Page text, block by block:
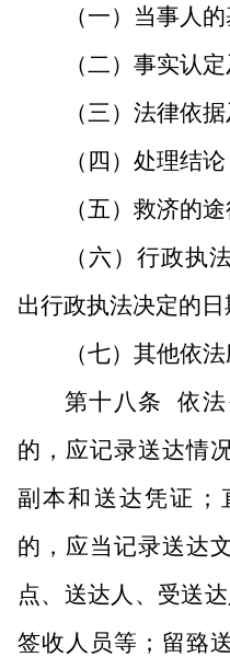
（一）当事人
（二）事实认
（三）法律依
（四）处理结论
（五）救济的
（六）行政执
出行政执法决定的日
（七）其他依
第十八条
依
的，应记录送达情
副本和送达凭证；
的，应当记录送达
点、送达人、受送
签收人员等；留臵